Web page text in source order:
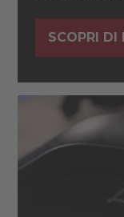
SCOPRI DI